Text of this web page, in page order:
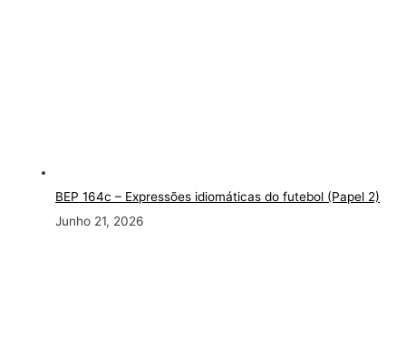
BEP 164c – Expressões idiomáticas do futebol (Papel 2)
Junho 21, 2026